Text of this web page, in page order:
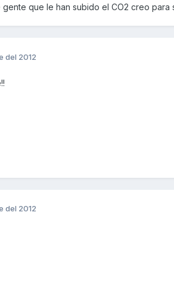
gente que le han subido el CO2 creo
del 2012
del 2012